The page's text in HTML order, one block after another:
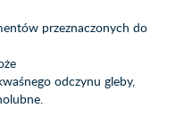
przeznaczonych do
odczynu gleby,